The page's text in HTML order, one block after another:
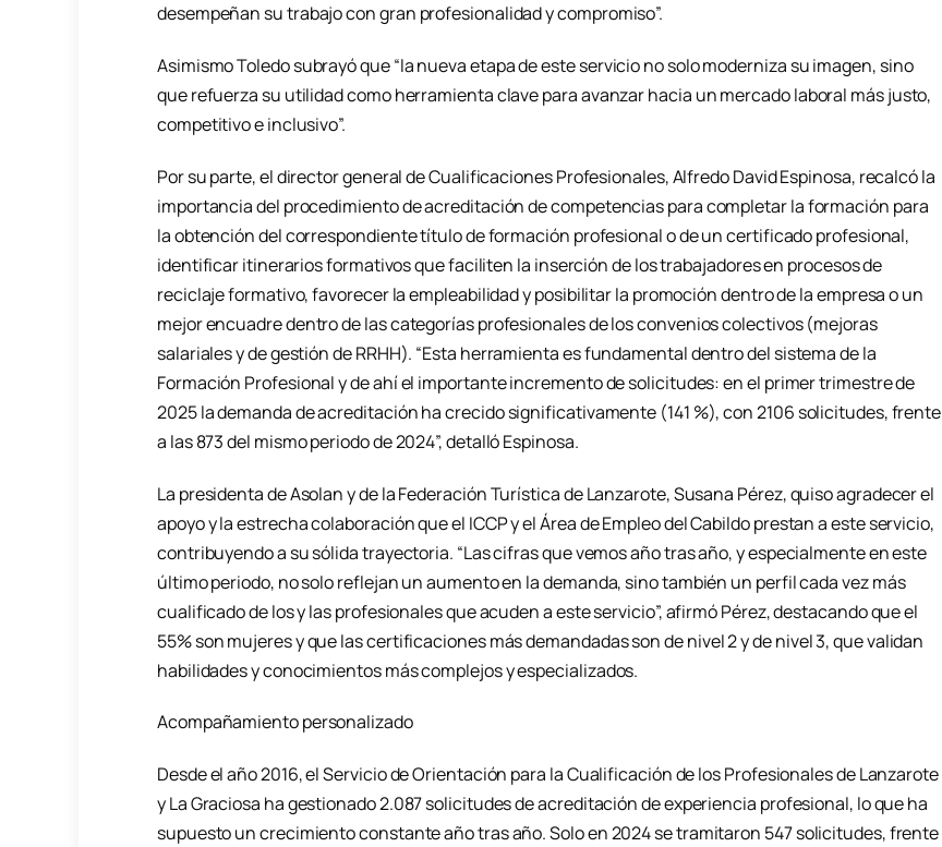
desempeñan su trabajo con gran profesionalidad y compromiso”.
Asimismo Toledo subrayó que “la nueva etapa de este servicio no solo moderniza su imagen, sino
que refuerza su utilidad como herramienta clave para avanzar hacia un mercado laboral más justo,
competitivo e inclusivo”.
Por su parte, el director general de Cualificaciones Profesionales, Alfredo David Espinosa, recalcó la
importancia del procedimiento de acreditación de competencias para completar la formación para
la obtención del correspondiente título de formación profesional o de un certificado profesional,
identificar itinerarios formativos que faciliten la inserción de los trabajadores en procesos de
reciclaje formativo, favorecer la empleabilidad y posibilitar la promoción dentro de la empresa o un
mejor encuadre dentro de las categorías profesionales de los convenios colectivos (mejoras
salariales y de gestión de RRHH). “Esta herramienta es fundamental dentro del sistema de la
Formación Profesional y de ahí el importante incremento de solicitudes: en el primer trimestre de
2025 la demanda de acreditación ha crecido significativamente (141 %), con 2106 solicitudes, frente
a las 873 del mismo periodo de 2024”, detalló Espinosa.
La presidenta de Asolan y de la Federación Turística de Lanzarote, Susana Pérez, quiso agradecer el
apoyo y la estrecha colaboración que el ICCP y el Área de Empleo del Cabildo prestan a este servicio,
contribuyendo a su sólida trayectoria. “Las cifras que vemos año tras año, y especialmente en este
último periodo, no solo reflejan un aumento en la demanda, sino también un perfil cada vez más
cualificado de los y las profesionales que acuden a este servicio”, afirmó Pérez, destacando que el
55% son mujeres y que las certificaciones más demandadas son de nivel 2 y de nivel 3, que validan
habilidades y conocimientos más complejos y especializados.
Acompañamiento personalizado
Desde el año 2016, el Servicio de Orientación para la Cualificación de los Profesionales de Lanzarote
y La Graciosa ha gestionado 2.087 solicitudes de acreditación de experiencia profesional, lo que ha
supuesto un crecimiento constante año tras año. Solo en 2024 se tramitaron 547 solicitudes, frente